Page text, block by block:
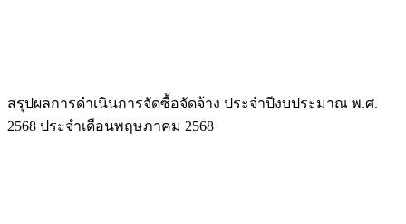
สรุปผลการดำเนินการจัดซื้อจัดจ้าง ประจำปีงบประมาณ พ.ศ.
2568 ประจำเดือนพฤษภาคม 2568